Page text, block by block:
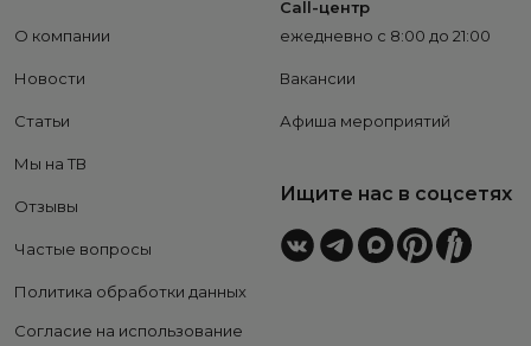
О компании
Новости
Статьи
Мы на ТВ
Отзывы
Частые вопросы
Политика обработки данных
Согласие на использование
Call-центр
ежедневно с 8:00 до 21:00
Вакансии
Афиша мероприятий
Ищите нас в соцсетях